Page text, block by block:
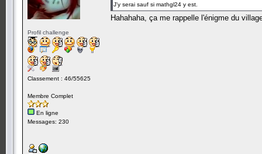
Profil challenge
Classement : 46/55625
Membre Complet
En ligne
Messages: 230
J'y serai sauf si mathgl24 y est.
Hahahaha, ça me rappelle l'énigme du